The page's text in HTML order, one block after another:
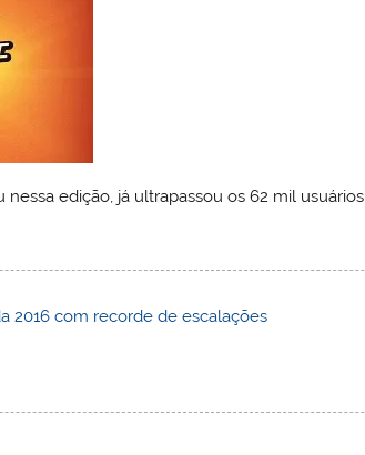
edição, já ultrapassou os 62 mil usuários
2016 com recorde de escalações